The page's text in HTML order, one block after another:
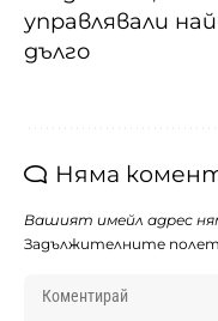
управлявали
дълго
Няма
Вашият имейл адрес
Задължителните